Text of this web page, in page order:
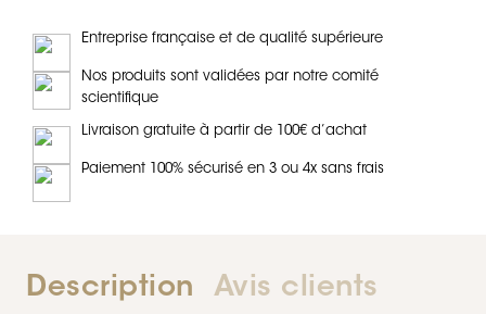
Entreprise française et de qualité supérieure
Nos produits sont validées par notre comité
scientifique
Livraison gratuite à partir de 100€ d’achat
Paiement 100% sécurisé en 3 ou 4x sans frais
Description Avis clients